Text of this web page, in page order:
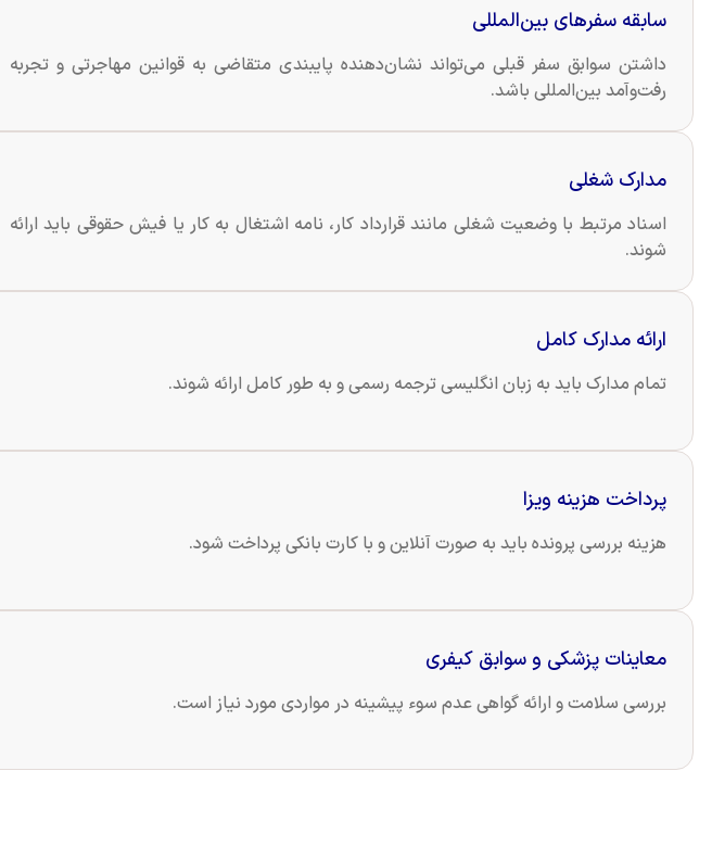
سابقه سفرهای بین‌المللی
داشتن سوابق سفر قبلی می‌تواند نشان‌دهنده پایبندی متقاضی به قوانین مهاجرتی و تجربه
رفت‌وآمد بین‌المللی باشد.
مدارک شغلی
اسناد مرتبط با وضعیت شغلی مانند قرارداد کار، نامه اشتغال به کار یا فیش حقوقی باید ارائه
شوند.
ارائه مدارک کامل
تمام مدارک باید به زبان انگلیسی ترجمه رسمی و به طور کامل ارائه شوند.
پرداخت هزینه ویزا
هزینه بررسی پرونده باید به صورت آنلاین و با کارت بانکی پرداخت شود.
معاینات پزشکی و سوابق کیفری
بررسی سلامت و ارائه گواهی عدم سوء پیشینه در مواردی مورد نیاز است.